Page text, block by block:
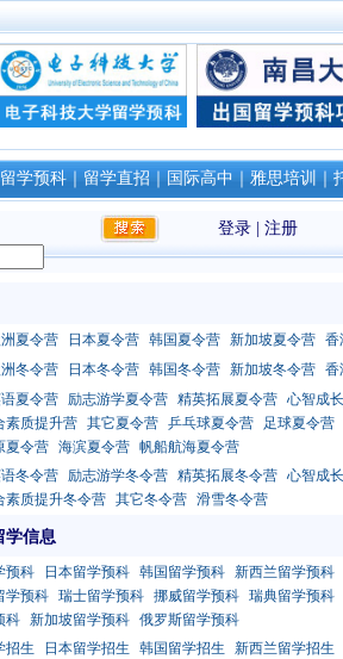
留学预科｜留学直招｜国际高中｜雅思培训｜
登录 注册
夏令营 日本夏令营 韩国夏令营 新加坡夏令营 香
冬令营 日本冬令营 韩国冬令营 新加坡冬令营 香
夏令营 励志游学夏令营 精英拓展夏令营 心智成
素质提升营 其它夏令营 乒乓球夏令营 足球夏令营
夏令营 海滨夏令营 帆船航海夏令营
冬令营 励志游学冬令营 精英拓展冬令营 心智成
素质提升冬令营 其它冬令营 滑雪冬令营
学信息
预科 日本留学预科 韩国留学预科 新西兰留学预科
学预科 瑞士留学预科 挪威留学预科 瑞典留学预科
科 新加坡留学预科 俄罗斯留学预科
招生 日本留学招生 韩国留学招生 新西兰留学招生